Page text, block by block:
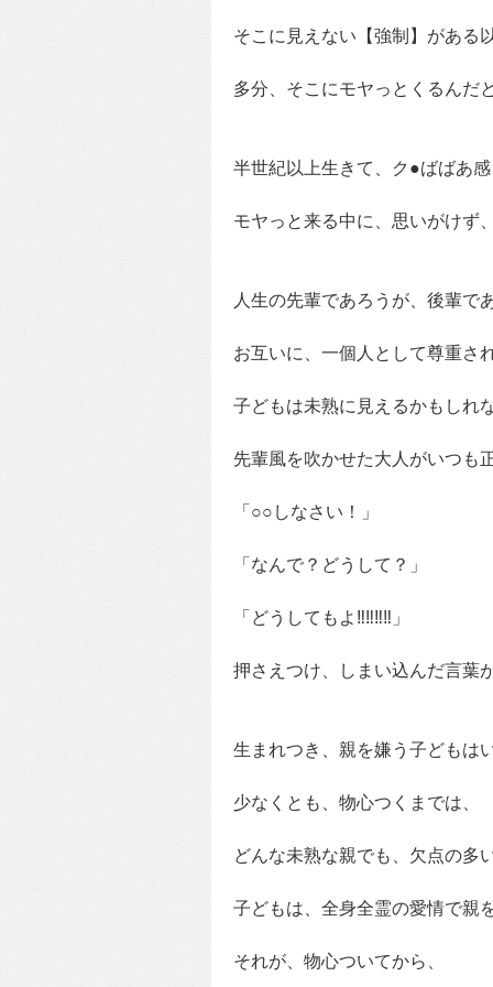
そこに見えない【強制】がある
多分、そこにモヤっとくるんだ
半世紀以上生きて、ク●ばばあ
モヤっと来る中に、思いがけず
人生の先輩であろうが、後輩で
お互いに、一個人として尊重さ
子どもは未熟に見えるかもしれ
先輩風を吹かせた大人がいつも
「○○しなさい！」
「なんで？どうして？」
「どうしてもよ‼‼‼‼」
押さえつけ、しまい込んだ言葉
生まれつき、親を嫌う子どもは
少なくとも、物心つくまでは、
どんな未熟な親でも、欠点の多
子どもは、全身全霊の愛情で親
それが、物心ついてから、